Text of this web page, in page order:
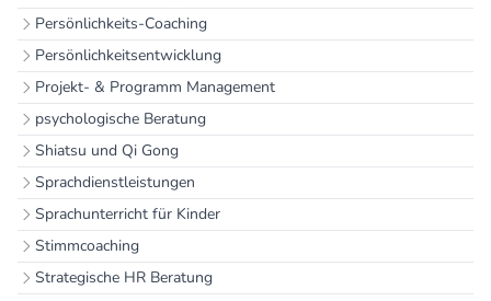
Persönlichkeits-Coaching
Persönlichkeitsentwicklung
Projekt- & Programm Management
psychologische Beratung
Shiatsu und Qi Gong
Sprachdienstleistungen
Sprachunterricht für Kinder
Stimmcoaching
Strategische HR Beratung